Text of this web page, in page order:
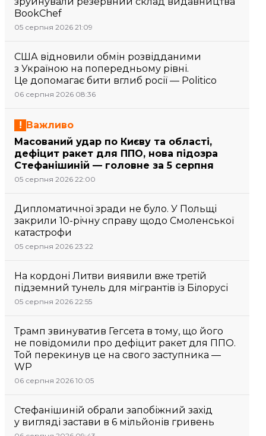
BookChef
05 серпня 2026 21:09
США відновили обмін розвідданими
з Україною на попередньому рівні.
Це допомагає бити вглиб росії — Politico
06 серпня 2026 08:36
Важливо
Масований удар по Києву та області,
дефіцит ракет для ППО, нова підозра
Стефанішиній — головне за 5 серпня
05 серпня 2026 22:00
Дипломатичної зради не було. У Польщі
закрили 10-річну справу щодо Смоленської
катастрофи
05 серпня 2026 23:22
На кордоні Литви виявили вже третій
підземний тунель для мігрантів із Білорусі
05 серпня 2026 22:55
Трамп звинуватив Гегсета в тому, що його
не повідомили про дефіцит ракет для ППО.
Той перекинув це на свого заступника —
WP
06 серпня 2026 10:05
Стефанішиній обрали запобіжний захід
у вигляді застави в 6 мільйонів гривень